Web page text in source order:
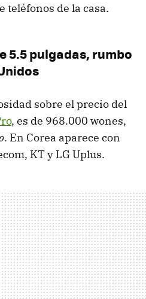
teléfonos de la casa.
5.5 pulgadas, rumbo
sobre el precio del
, es de 968.000 wones,
. En Corea aparece con
KT y LG Uplus.